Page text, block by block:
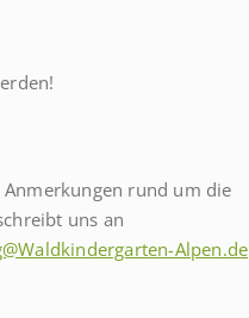
Anmerkungen rund um die
uns an
Alpen.de